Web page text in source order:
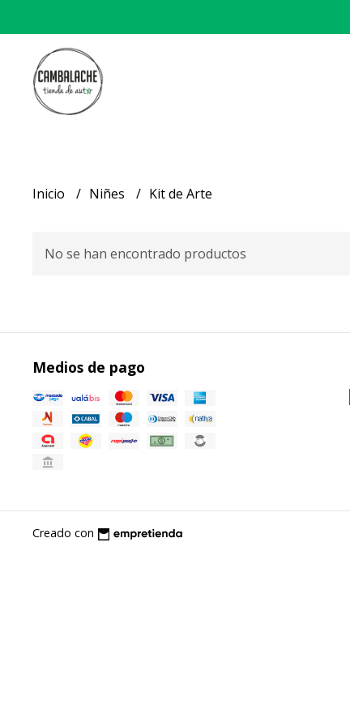
Inicio Niñes Kit de Arte
No se han encontrado productos
Medios de pago
Creado con